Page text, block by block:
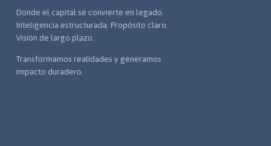
Donde el capital se convierte en legado.
Inteligencia estructurada. Propósito claro.
Visión de largo plazo.
Transformamos realidades y generamos
impacto duradero.